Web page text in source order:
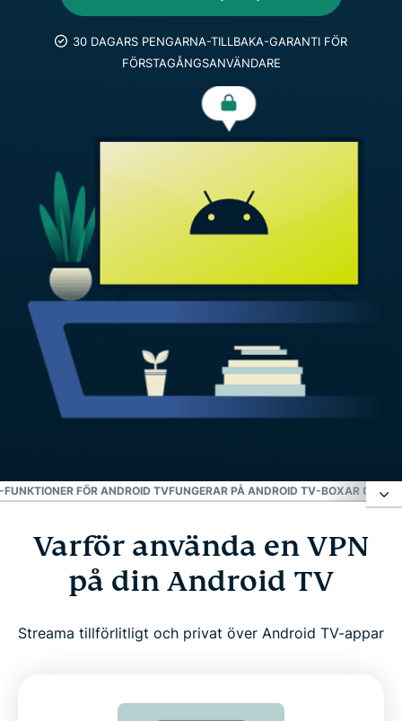
30 DAGARS PENGARNA-TILLBAKA-GARANTI FÖR
FÖRSTAGÅNGSANVÄNDARE
FÖR ANDROID TVFUNGERAR PÅ ANDROID TV-BOXAR OCH
Varför använda en VPN på din Android TV
Hur du konfigurerar ExpressVPN på Android TV i
Varför använda en VPN
på din Android TV
Streama tillförlitligt och privat över Android TV-appar